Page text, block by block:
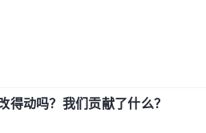
动吗？我们贡献了什么？